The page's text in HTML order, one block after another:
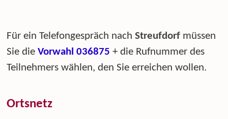
Für ein Telefongespräch nachStreufdorf müssen
Sie dieVorwahl 036875 + die Rufnummer des
Teilnehmers wählen, den Sie erreichen wollen.
Ortsnetz